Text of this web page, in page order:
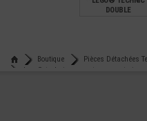
DOUBLE
Boutique
Pièces Détachées
Lego® technic connecteur axe et pin